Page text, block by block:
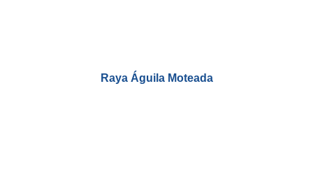
Raya Águila Moteada